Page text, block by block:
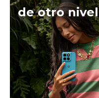
de otro nivel